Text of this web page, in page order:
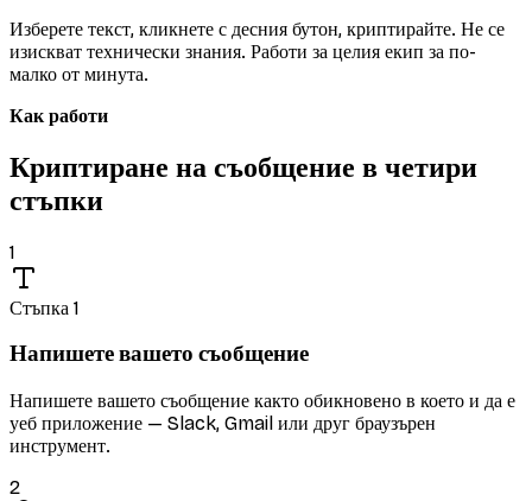
Изберете текст, кликнете с десния бутон, криптирайте. Не се
изискват технически знания. Работи за целия екип за по-
малко от минута.
Как работи
Криптиране на съобщение в четири
стъпки
1
Стъпка 1
Напишете вашето съобщение
Напишете вашето съобщение както обикновено в което и да е
уеб приложение — Slack, Gmail или друг браузърен
инструмент.
2